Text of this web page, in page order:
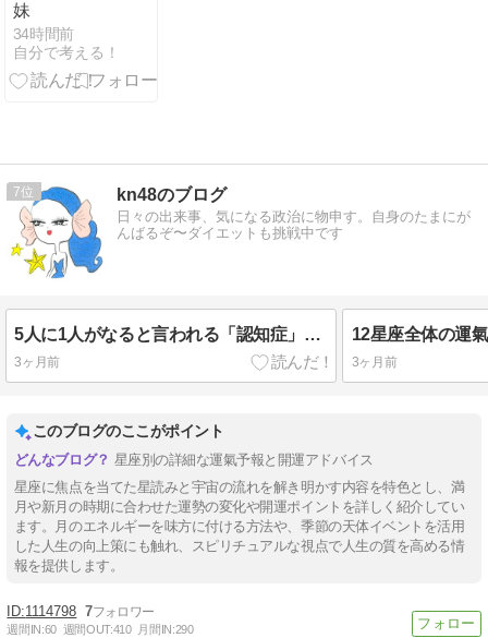
妹
34時間前
自分で考える！
7 kn48のブログ
日々の出来事、気になる政治に物申す。自身のたまにが
んばるぞ〜ダイエットも挑戦中です
5人に1人がなると言われる「認知症」意外な習慣でリスク上昇か
3ヶ月前 3ヶ月前
このブログのここがポイント
星座別の詳細な運氣予報と開運アドバイス
星座に焦点を当てた星読みと宇宙の流れを解き明かす内容を特色とし、満
月や新月の時期に合わせた運勢の変化や開運ポイントを詳しく紹介してい
ます。月のエネルギーを味方に付ける方法や、季節の天体イベントを活用
した人生の向上策にも触れ、スピリチュアルな視点で人生の質を高める情
報を提供します。
1114798 7
週間IN:60 週間OUT:410 月間IN:290